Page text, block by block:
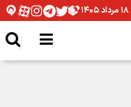
۱۸ مرداد ۱۴۰۵